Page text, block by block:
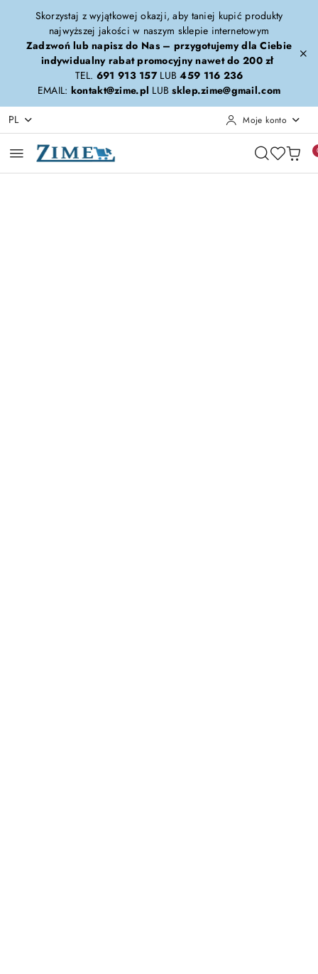
Przejdź do treści głównej
Przejdź do wyszukiwarki
Przejdź do moje konto
Przejdź do menu głównego
Przejdź do opisu produktu
Przejdź do stopki
Skorzystaj z wyjątkowej okazji, aby taniej kupić produkty
najwyższej jakości w naszym sklepie internetowym
Zadzwoń lub napisz do Nas – przygotujemy dla Ciebie
indywidualny rabat promocyjny nawet do 200 zł
TEL. 691 913 157LUB459 116 236
EMAIL: kontakt@zime.pl LUBsklep.zime@gmail.com
PL Moje konto